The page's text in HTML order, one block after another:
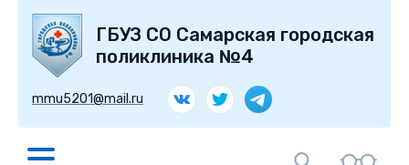
ГБУЗ СО Самарская городская
поликлиника №4
mmu5201@mail.ru